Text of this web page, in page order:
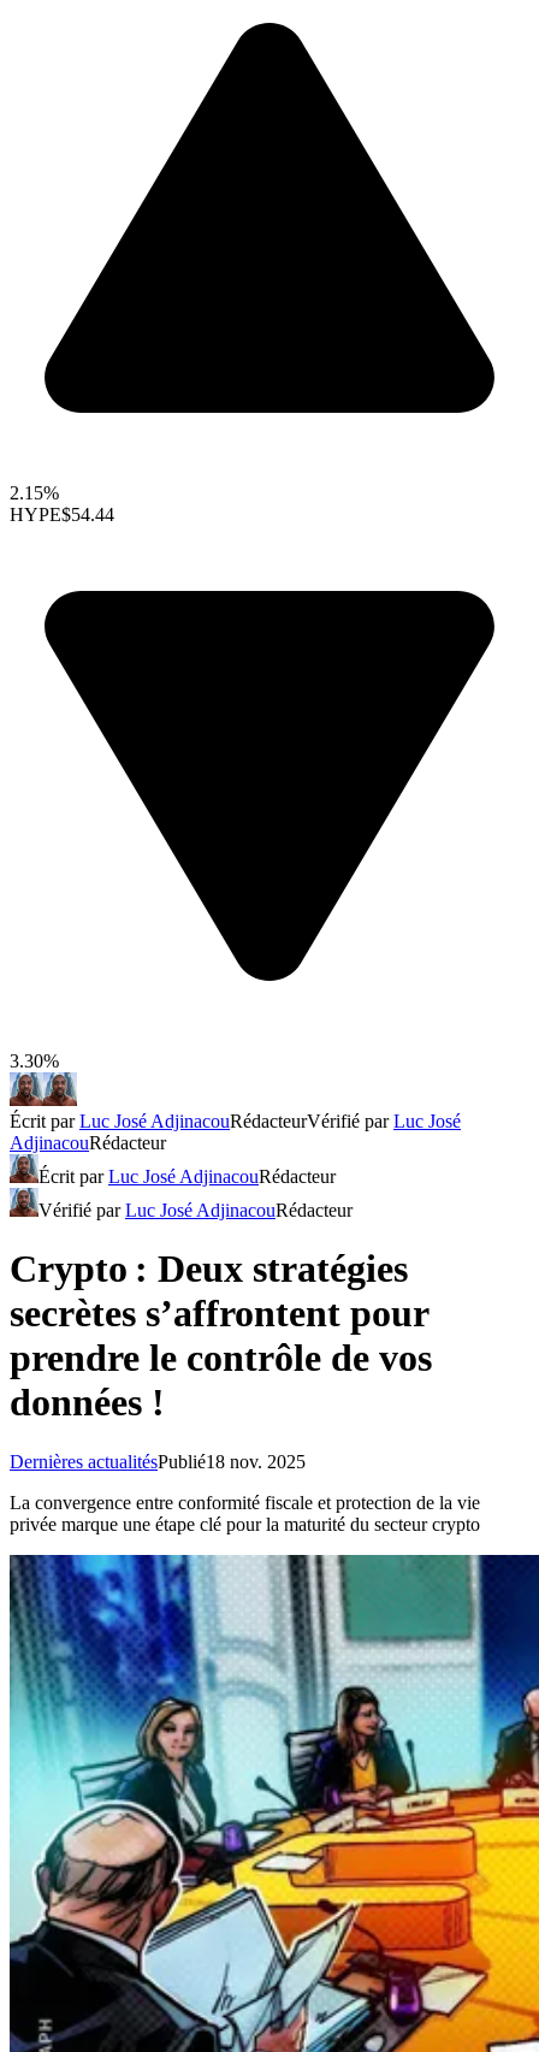
2.15%
HYPE$54.44
3.30%
Écrit parLuc José AdjinacouRédacteurVérifié parLuc José
AdjinacouRédacteur
Écrit parLuc José AdjinacouRédacteur
Vérifié parLuc José AdjinacouRédacteur
Crypto : Deux stratégies
secrètes s’affrontent pour
prendre le contrôle de vos
données !
Dernières actualitésPublié18 nov. 2025
La convergence entre conformité fiscale et protection de la vie
privée marque une étape clé pour la maturité du secteur crypto